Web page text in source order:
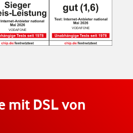
mit DSL von